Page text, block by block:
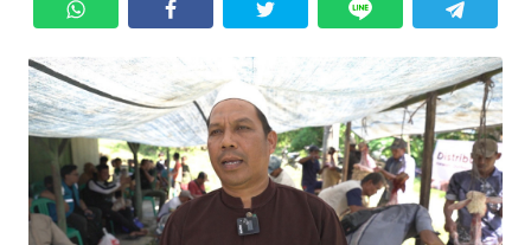
EKUIN
SAINS-TEKNO
KESEHATAN
INTERNASIONAL